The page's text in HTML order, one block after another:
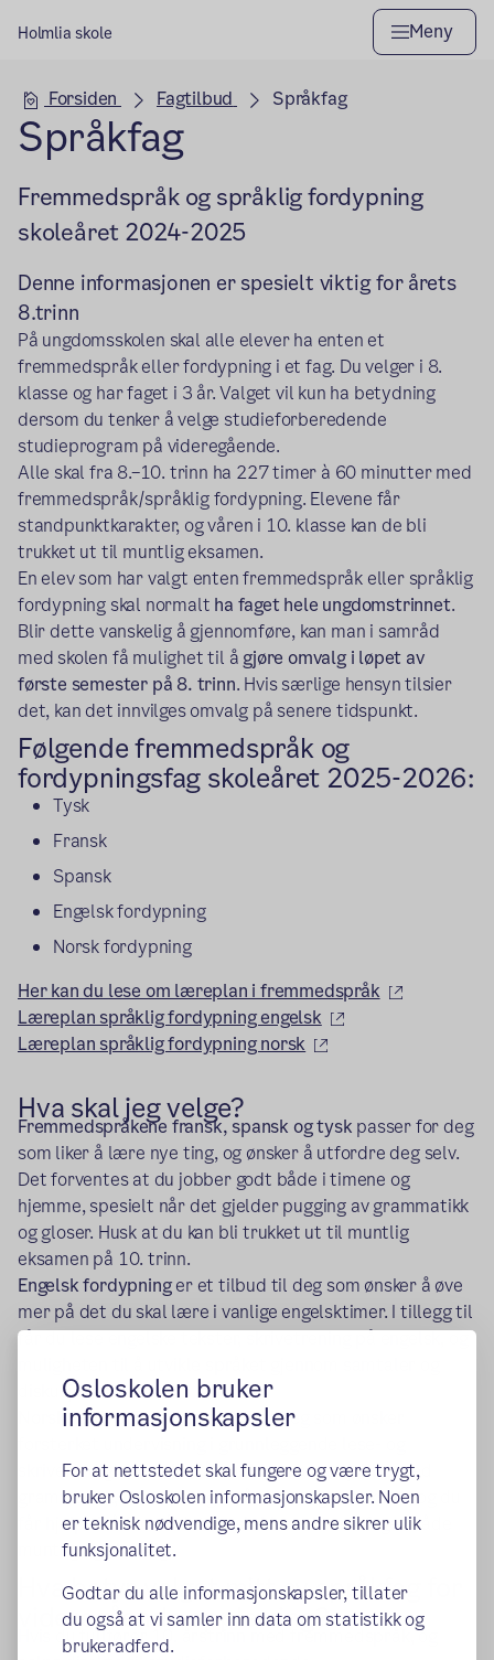
Osloskolen bruker
informasjonskapsler
For at nettstedet skal fungere og være trygt,
bruker Osloskolen informasjonskapsler. Noen
er teknisk nødvendige, mens andre sikrer ulik
funksjonalitet.
Godtar du alle informasjonskapsler, tillater
du også at vi samler inn data om statistikk og
brukeradferd.
Holmlia skole Meny
Hovedseksjon
Forsiden Fagtilbud Språkfag
Språkfag
Fremmedspråk og språklig fordypning
skoleåret 2024-2025
Denne informasjonen er spesielt viktig for årets
8.trinn
På ungdomsskolen skal alle elever ha enten et
fremmedspråk eller fordypning i et fag. Du velger i 8.
klasse og har faget i 3 år. Valget vil kun ha betydning
dersom du tenker å velge studieforberedende
studieprogram på videregående.
Alle skal fra 8.–10. trinn ha 227 timer à 60 minutter med
fremmedspråk/språklig fordypning. Elevene får
standpunktkarakter, og våren i 10. klasse kan de bli
trukket ut til muntlig eksamen.
En elev som har valgt enten fremmedspråk eller språklig
fordypning skal normalt ha faget hele ungdomstrinnet.
Blir dette vanskelig å gjennomføre, kan man i samråd
med skolen få mulighet til å gjøre omvalg i løpet av
første semester på 8. trinn. Hvis særlige hensyn tilsier
det, kan det innvilges omvalg på senere tidspunkt.
Følgende fremmedspråk og
fordypningsfag skoleåret 2025-2026:
Tysk
Fransk
Spansk
Engelsk fordypning
Norsk fordypning
Her kan du lese om læreplan i fremmedspråk
(ekstern
Læreplan språklig fordypning engelsk
(ekstern lenke)
Læreplan språklig fordypning norsk
(ekstern lenke)
Hva skal jeg velge?
Fremmedspråkene fransk, spansk og tysk passer for deg
som liker å lære nye ting, og ønsker å utfordre deg selv.
Det forventes at du jobber godt både i timene og
hjemme, spesielt når det gjelder pugging av grammatikk
og gloser. Husk at du kan bli trukket ut til muntlig
eksamen på 10. trinn.
Engelsk fordypninger et tilbud til deg som ønsker å øve
mer på det du skal lære i vanlige engelsktimer. I tillegg til
får du lese engelske tekster, skrivetrening på engelsk, og
diskusjoner.
Norsk fordypninger et tilbud til deg som ønsker
skriveferdigheter. Her får du blant annet jobbe med
grammatikk, lesestrategier, å skrive egne tekster, og du
får hjelp til å forstå det du skal lære i norskfaget både
muntlig og skriftlig.
Hva betyr valget mitt av språkfag for
videregående opplæring?
Hvis du fullfører 10. årstrinn med fremmedspråk, og